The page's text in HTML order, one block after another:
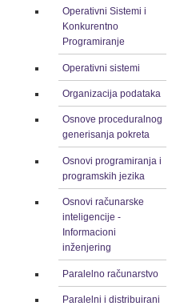
Operativni Sistemi i
Konkurentno
Programiranje
Operativni sistemi
Organizacija podataka
Osnove proceduralnog
generisanja pokreta
Osnovi programiranja i
programskih jezika
Osnovi računarske
inteligencije -
Informacioni
inženjering
Paralelno računarstvo
Paralelni i distribuirani